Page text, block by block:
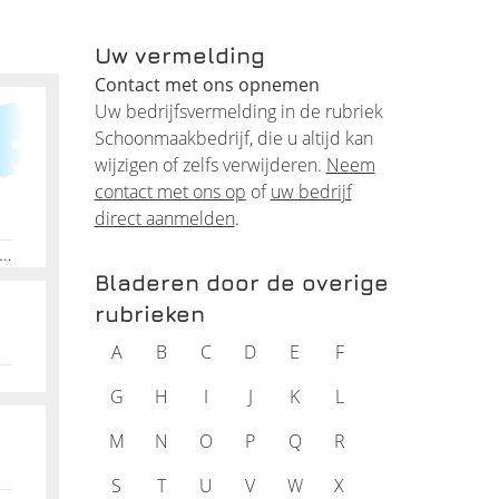
u
Bouwopruimingen, Bouwopleveringen, Reinigingswerken, Ontruimingen, Kwantiteit, Kwaliteit, Veiligheid, Zorgvuldigheid, Betrouwbaarheid, Duurzaamheid
Uw vermelding
Contact met ons opnemen
Uw bedrijfsvermelding in de rubriek
Schoonmaakbedrijf, die u altijd kan
wijzigen of zelfs verwijderen. Neem
contact met ons op ofuw bedrijf
direct aanmelden.
Bladeren door de overige
rubrieken
A B C D E
F
G
H I J K
L
M
N O P Q
R
S
T U V W
X